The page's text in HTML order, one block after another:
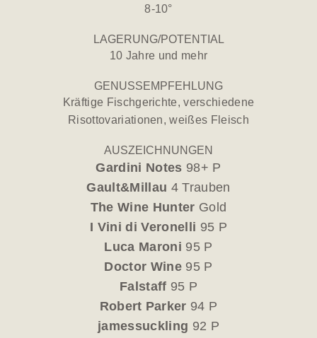
8-10°
LAGERUNG/POTENTIAL
10 Jahre und mehr
GENUSSEMPFEHLUNG
Kräftige Fischgerichte, verschiedene
Risottovariationen, weißes Fleisch
AUSZEICHNUNGEN
Gardini Notes 98+ P
Gault&Millau 4 Trauben
The Wine Hunter Gold
I Vini di Veronelli 95 P
Luca Maroni 95 P
Doctor Wine95 P
Falstaff 95 P
Robert Parker 94 P
jamessuckling 92 P